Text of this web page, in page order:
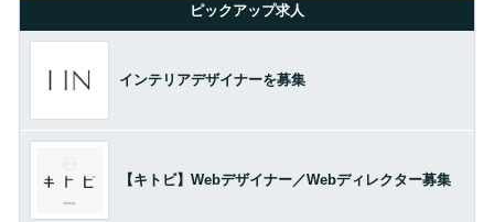
ピックアップ求人
インテリアデザイナーを募集
【キトビ】Webデザイナー／Webディレクター募集